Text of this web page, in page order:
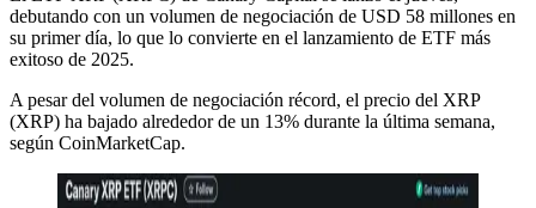
debutando con un volumen de negociación de USD 58 millones en
su primer día, lo que lo convierte en el lanzamiento de ETF más
exitoso de 2025.
A pesar del volumen de negociación récord, el precio del XRP
(XRP) ha bajado alrededor de un 13% durante la última semana,
según CoinMarketCap.